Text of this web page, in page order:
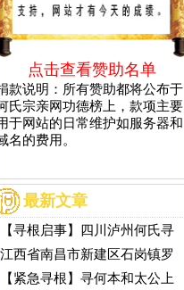
点击查看赞助名单
款说明：所有赞助都将公布于
氏宗亲网功德榜上，款项主要
于网站的日常维护如服务器和
名的费用。
最新文章
【寻根启事】四川泸州何氏寻
江西省南昌市新建区石岗镇罗
【紧急寻根】寻何本和太公上